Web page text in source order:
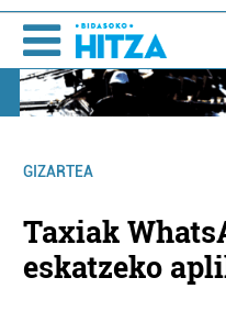
GIZARTEA
Taxiak
eskatzeko